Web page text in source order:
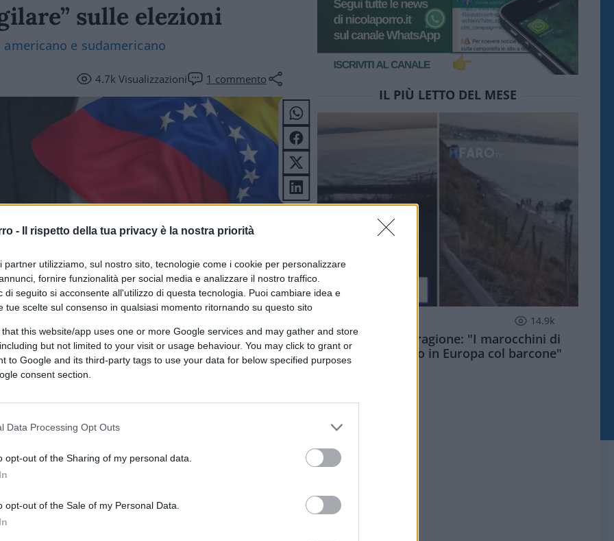
- Il rispetto della tua privacy è la nostra priorità
partner utilizziamo, sul nostro sito, tecnologie come i cookie per personalizzare
fornire funzionalità per social media e analizzare il nostro traffico.
di seguito si acconsente all'utilizzo di questa tecnologia. Puoi cambiare idea e
tue scelte sul consenso in qualsiasi momento ritornando su questo sito
that this website/app uses one or more Google services and may gather and store
but not limited to your visit or usage behaviour. You may click to grant or
to Google and its third-party tags to use your data for below specified purposes
consent section.
Data Processing Opt Outs
opt-out of the Sharing of my personal data.
opt-out of the Sale of my Personal Data.
sulle elezioni
e sudamericano
4.7kVisualizzazioni 1 commento
CLICCA QUI
IL PIÙ LETTO DEL MESE
14.9k
Meloni aveva ragione: "I marocchini di
Ceuta sbarcano in Europa col barcone"